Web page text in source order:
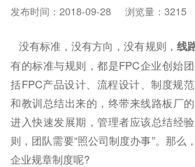
发布时间：2018-09-28 浏览量：3215
没有标准，没有方向，没有规则， 线
有的标准与规则，都是FPC企业创始
括FPC产品设计、流程设计、制度规
和教训总结出来的，终带来线路板厂
进入快速发展期，管理者应该总结经
则，团队需要“照公司制度办事”。那么
企业规章制度呢?